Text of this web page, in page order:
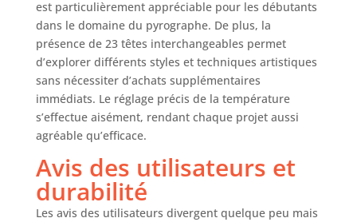
conception
ergonomique
réduit la fatigue et
facilite le travail
sur détails
complexes
✅️Accessoires
inclus pour
comprend 2 stylos
pyrograveur, 2
éponges, 1
est particulièrement appréciable pour les débutants
dans le domaine du pyrographe. De plus, la
présence de 23 têtes interchangeables permet
d’explorer différents styles et techniques artistiques
sans nécessiter d’achats supplémentaires
immédiats. Le réglage précis de la température
s’effectue aisément, rendant chaque projet aussi
agréable qu’efficace.
Avis des utilisateurs et
durabilité
Les avis des utilisateurs divergent quelque peu mais